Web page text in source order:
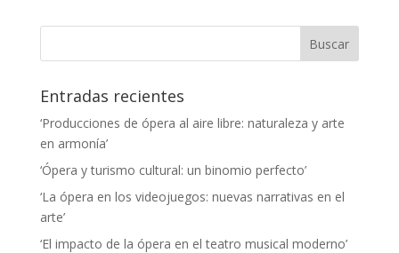
Entradas recientes
‘Producciones de ópera al aire libre: naturaleza y arte
en armonía’
‘Ópera y turismo cultural: un binomio perfecto’
‘La ópera en los videojuegos: nuevas narrativas en el
arte’
‘El impacto de la ópera en el teatro musical moderno’